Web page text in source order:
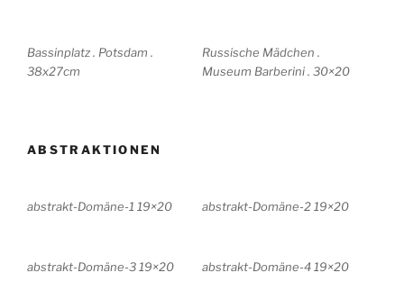
Bassinplatz . Potsdam .
38x27cm
Russische Mädchen .
Museum Barberini . 30×20
ABSTRAKTIONEN
abstrakt-Domäne-1 19×20 abstrakt-Domäne-2 19×20
abstrakt-Domäne-3 19×20 abstrakt-Domäne-4 19×20